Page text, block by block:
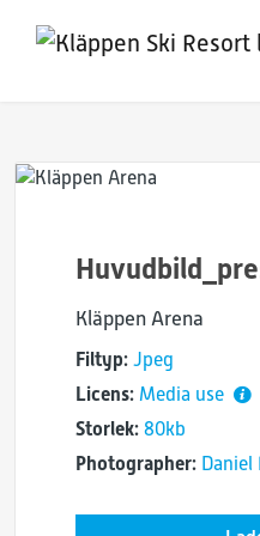
Kläppen Arena
Filtyp: Jpeg
Licens: Media use
Storlek: 80kb
Photographer: Daniel